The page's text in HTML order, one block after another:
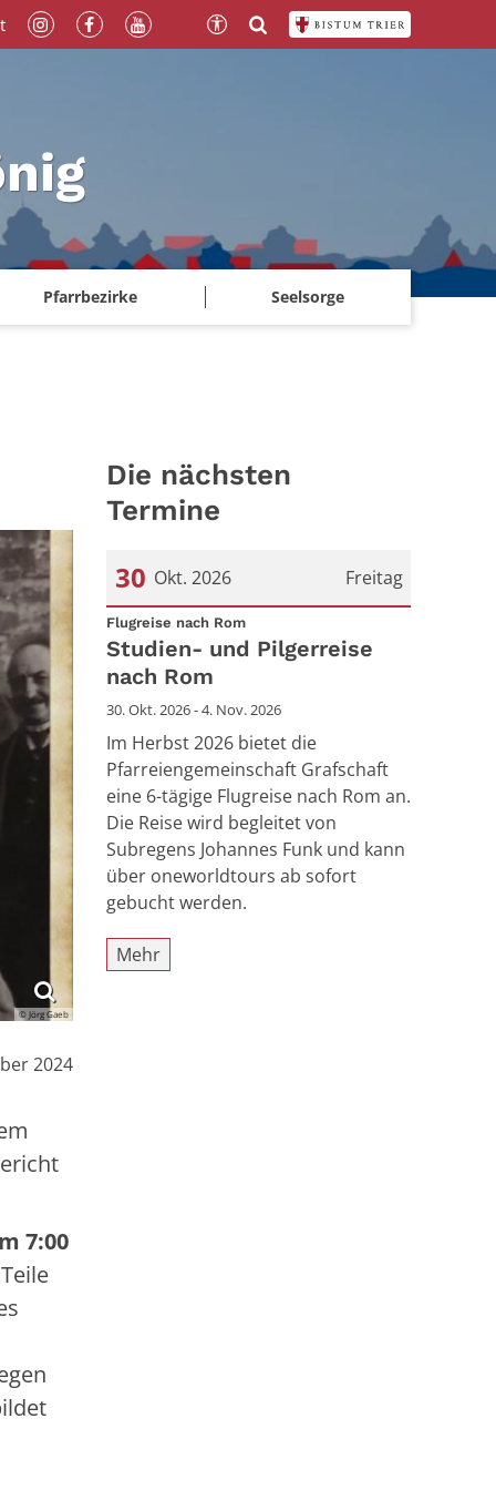
Pfarrbezirke Seelsorge
© Jörg Gaeb
2024
7:00
Die nächsten
Termine
Freitag
30 Okt. 2026
Datum: 30. Oktober 2026
Flugreise nach Rom:
Studien- und Pilgerreise
nach Rom
30. Okt. 2026 - 4. Nov. 2026
Im Herbst 2026 bietet die
Pfarreiengemeinschaft Grafschaft
eine 6-tägige Flugreise nach Rom an.
Die Reise wird begleitet von
Subregens Johannes Funk und kann
über oneworldtours ab sofort
gebucht werden.
Mehr